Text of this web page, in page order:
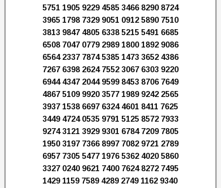
5751 1905 9229 4585 3466 8290 8724
3965 1798 7329 9051 0912 5890 7510
3813 9847 4805 6338 5215 5491 6685
6508 7047 0779 2989 1800 1892 9086
6564 2337 7874 5385 1473 3652 4386
7267 6398 2624 7552 3067 6303 9220
6944 4347 2044 9599 8453 8706 7649
4867 5109 9920 3577 1989 9242 2565
3937 1538 6697 6324 4601 8411 7625
3449 4724 0535 9791 5125 8572 7933
9274 3121 3929 9301 6784 7209 7805
1950 3197 7366 8997 7082 9721 2789
6957 7305 5477 1976 5362 4020 5860
3327 0240 9621 7400 7624 8272 7495
1429 1159 7589 4289 2749 1162 9340